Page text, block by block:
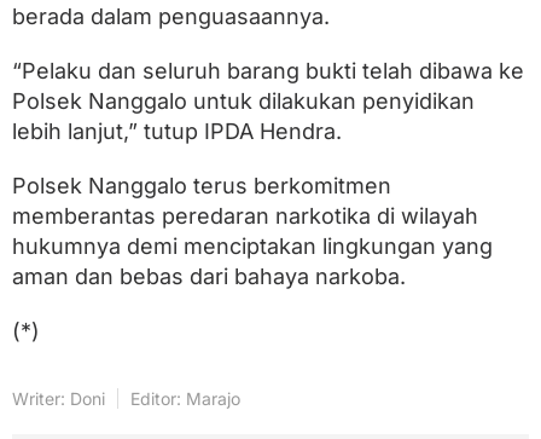
berada dalam penguasaannya.
“Pelaku dan seluruh barang bukti telah dibawa ke
Polsek Nanggalo untuk dilakukan penyidikan
lebih lanjut,” tutup IPDA Hendra.
Polsek Nanggalo terus berkomitmen
memberantas peredaran narkotika di wilayah
hukumnya demi menciptakan lingkungan yang
aman dan bebas dari bahaya narkoba.
(*)
Writer: Doni Editor: Marajo